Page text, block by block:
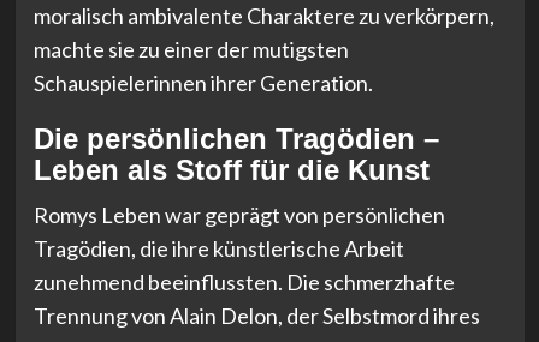
moralisch ambivalente Charaktere zu verkörpern,
machte sie zu einer der mutigsten
Schauspielerinnen ihrer Generation.
Die persönlichen Tragödien –
Leben als Stoff für die Kunst
Romys Leben war geprägt von persönlichen
Tragödien, die ihre künstlerische Arbeit
zunehmend beeinflussten. Die schmerzhafte
Trennung von Alain Delon, der Selbstmord ihres